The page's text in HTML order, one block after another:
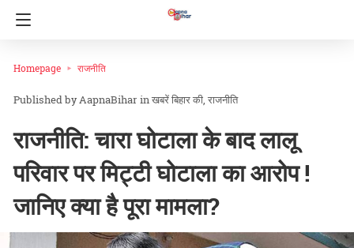
Homepage राजनीति
AapnaBihar inखबरें बिहार की राजनीति
राजनीति: चारा घोटाला के बाद लालू
परिवार पर मिट्टी घोटाला का आरोप !
जानिए क्या है पूरा मामला?